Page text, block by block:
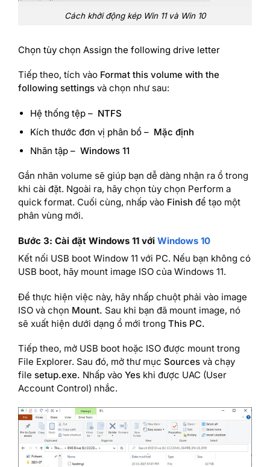
Cách khởi động kép Win 11 và Win 10
Chọn tùy chọn Assign the following drive letter
Tiếp theo, tích vào Format this volume with the
following settings và chọn như sau:
Hệ thống tệp – NTFS
Kích thước đơn vị phân bổ – Mặc định
Nhãn tập – Windows 11
Gắn nhãn volume sẽ giúp bạn dễ dàng nhận ra ổ trong
khi cài đặt. Ngoài ra, hãy chọn tùy chọn Perform a
quick format. Cuối cùng, nhấp vào Finish để tạo một
phân vùng mới.
Bước 3: Cài đặt Windows 11 với Windows 10
Kết nối USB boot Window 11 với PC. Nếu bạn không có
USB boot, hãy mount image ISO của Windows 11.
Để thực hiện việc này, hãy nhấp chuột phải vào image
ISO và chọn Mount. Sau khi bạn đã mount image, nó
sẽ xuất hiện dưới dạng ổ mới trong This PC.
Tiếp theo, mở USB boot hoặc ISO được mount trong
File Explorer. Sau đó, mở thư mục Sources và chạy
file setup.exe. Nhấp vào Yes khi được UAC (User
Account Control) nhắc.